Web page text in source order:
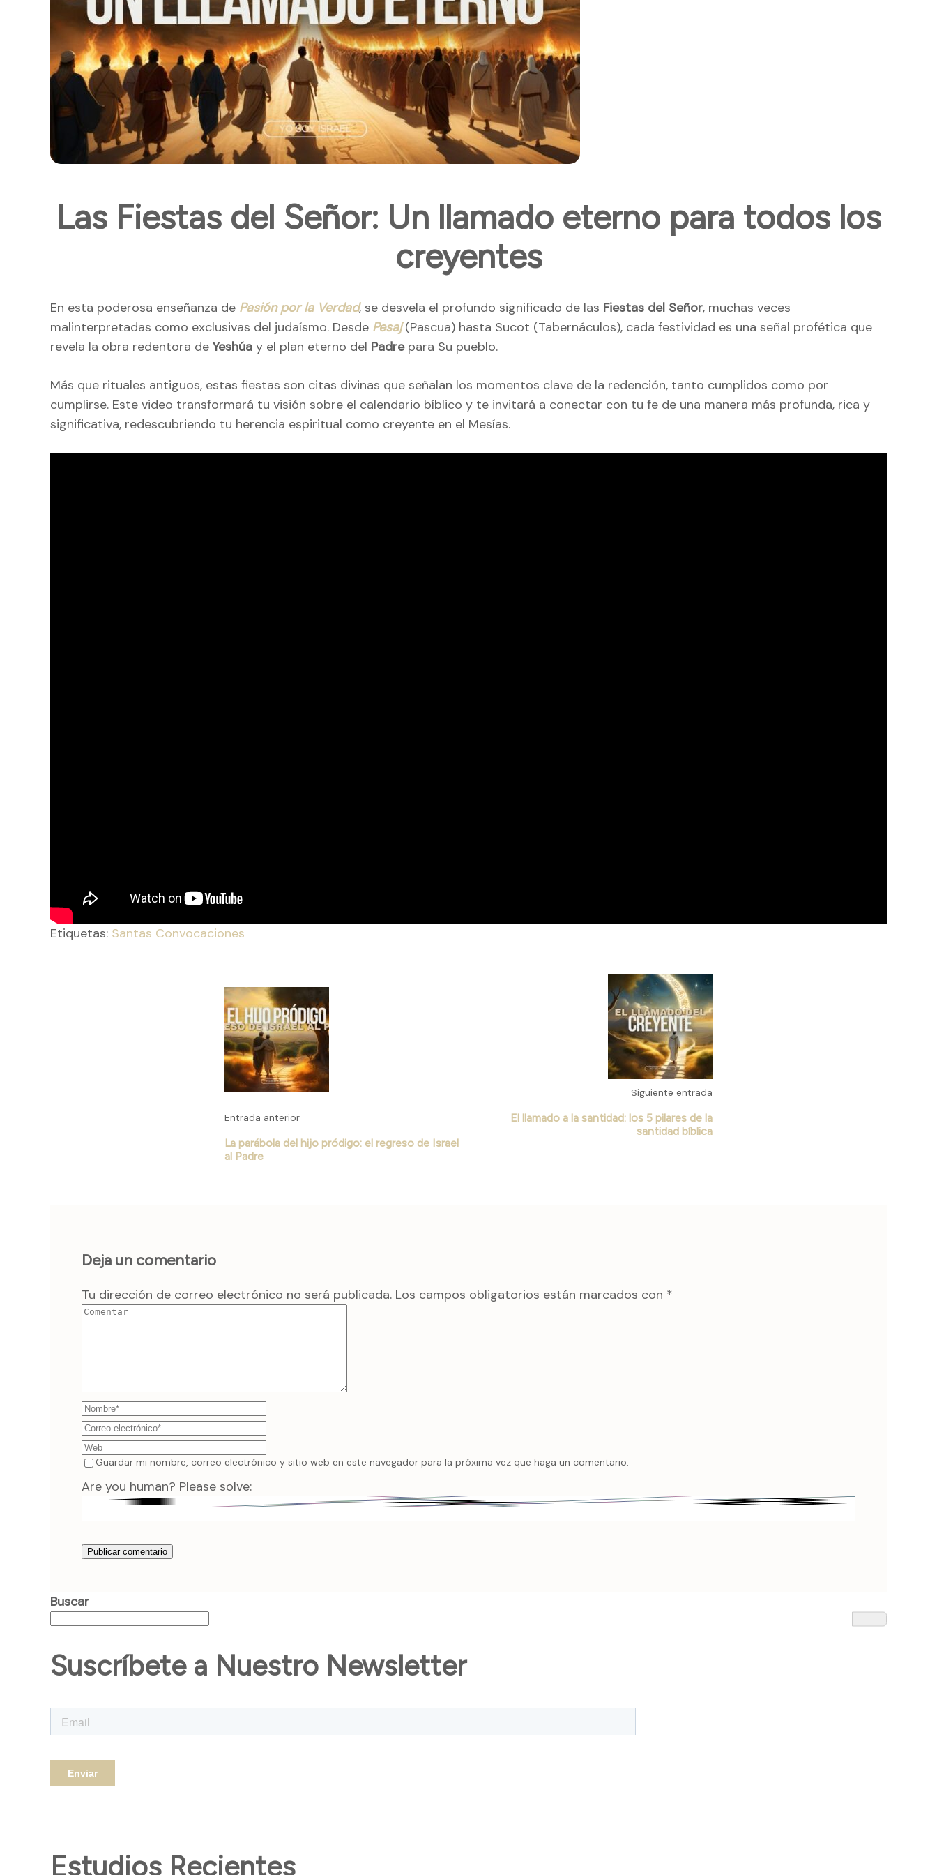
Las Fiestas del Señor: Un llamado eterno para todos los
creyentes
En esta poderosa enseñanza de Pasión por la Verdad, se desvela el profundo significado de las Fiestas del Señor, muchas veces
malinterpretadas como exclusivas del judaísmo. Desde Pesaj(Pascua) hasta Sucot (Tabernáculos), cada festividad es una señal profética que
revela la obra redentora de Yeshúa y el plan eterno del Padrepara Su pueblo.
Más que rituales antiguos, estas fiestas son citas divinas que señalan los momentos clave de la redención, tanto cumplidos como por
cumplirse. Este video transformará tu visión sobre el calendario bíblico y te invitará a conectar con tu fe de una manera más profunda, rica y
significativa, redescubriendo tu herencia espiritual como creyente en el Mesías.
Etiquetas: Santas Convocaciones
Navegación
de
entradas
Entrada anterior
La parábola del hijo pródigo: el regreso de Israel
al Padre
Siguiente entrada
El llamado a la santidad: los 5 pilares de la
santidad bíblica
Deja un comentario
Tu dirección de correo electrónico no será publicada. Los campos obligatorios están marcados con *
Guardar mi nombre, correo electrónico y sitio web en este navegador para la próxima vez que haga un comentario.
Are you human? Please solve:
Buscar
Suscríbete a Nuestro Newsletter
Estudios Recientes